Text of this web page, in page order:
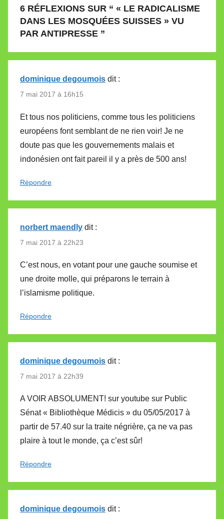
6 RÉFLEXIONS SUR “ « LE RADICALISME
DANS LES MOSQUÉES SUISSES » VU
PAR ANTIPRESSE ”
dominique degoumois dit :
7 mai 2017 à 16h15
Et tous nos politiciens, comme tous les politiciens
européens font semblant de ne rien voir! Je ne
doute pas que les gouvernements malais et
indonésien ont fait pareil il y a près de 500 ans!
Répondre
norbert maendly dit :
7 mai 2017 à 22h23
C’est nous, en votant pour une gauche soumise et
une droite molle, qui préparons le terrain à
l’islamisme politique.
Répondre
dominique degoumois dit :
7 mai 2017 à 22h39
A VOIR ABSOLUMENT! sur youtube sur Public
Sénat « Bibliothèque Médicis » du 05/05/2017 à
partir de 57.40 sur la traite négrière, ça ne va pas
plaire à tout le monde, ça c’est sûr!
Répondre
dominique degoumois dit :